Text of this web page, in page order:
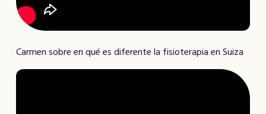
Carmen sobre en qué es diferente la fisioterapia en Suiza